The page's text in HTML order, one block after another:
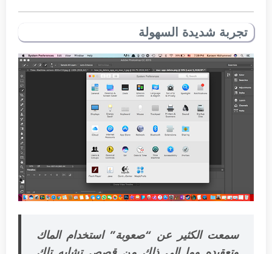
تجربة شديدة السهولة
سمعت الكثير عن “صعوبة” استخدام الماك